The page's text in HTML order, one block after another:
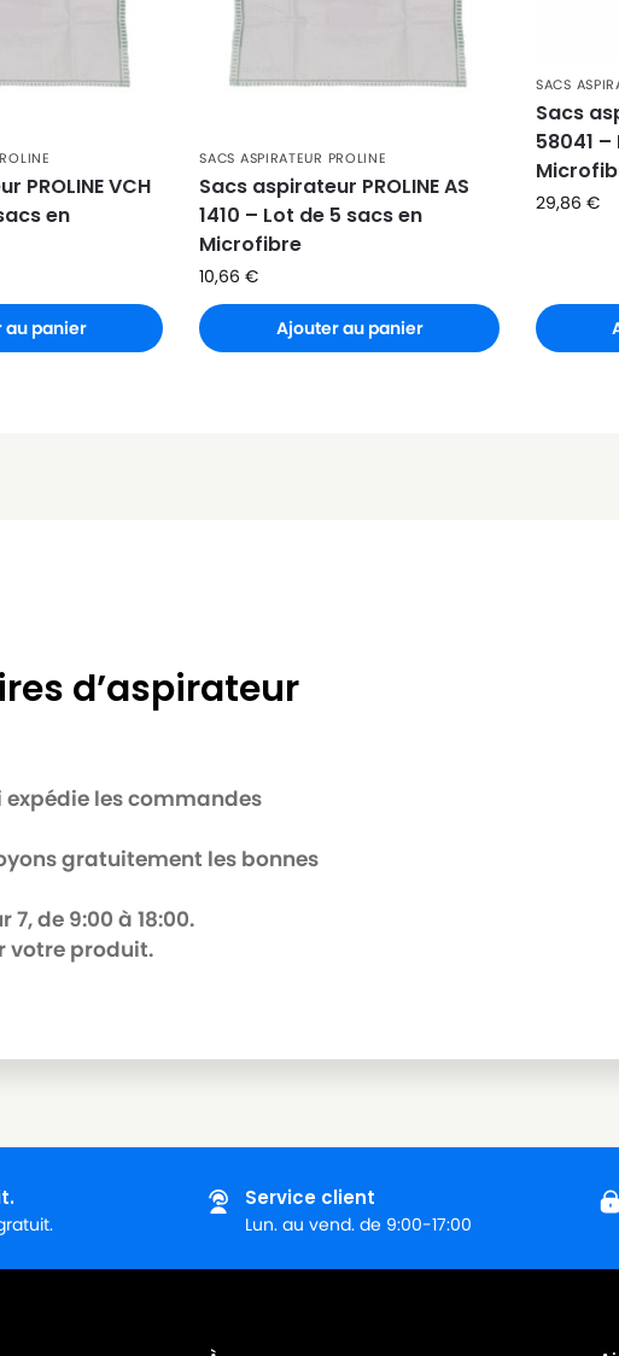
PROLINE VCH
en
au panier
SACS ASPIRATEUR PROLINE
Sacs aspirateur PROLINE AS
1410 – Lot de 5 sacs en
Microfibre
10,66€
Ajouter au panier
SACS
Sacs
58041
29,86€
d’aspirateur
expédie les commandes
gratuitement les bonnes
7, de 9:00 à 18:00.
votre produit.
Service client
Lun. au vend. de 9:00-17:00